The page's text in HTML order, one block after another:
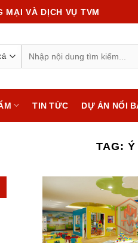
MẠI VÀ DỊCH VỤ TVM
for:
TIN TỨC DỰ ÁN NỔI
TAG: Ý